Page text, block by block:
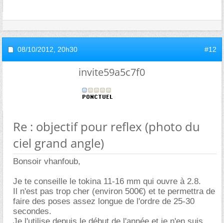
08/10/2012, 20h30 #12
invite59a5c7f0
Re : objectif pour reflex (photo du
ciel grand angle)
Bonsoir vhanfoub,
Je te conseille le tokina 11-16 mm qui ouvre à 2.8.
Il n'est pas trop cher (environ 500€) et te permettra de
faire des poses assez longue de l'ordre de 25-30
secondes.